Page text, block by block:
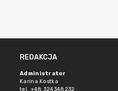
REDAKCJA
Administrator
Karina Kostka
tel. +48 324348232